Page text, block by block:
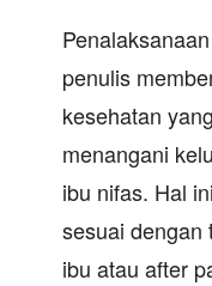
penulis
kesehatan
menangani
ibu nifas. Hal
sesuai dengan
ibu atau after